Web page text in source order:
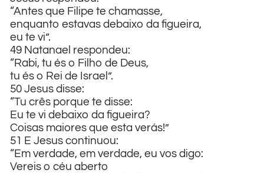
“Antes que Filipe te chamasse,
enquanto estavas debaixo da figueira,
eu te vi”.
49 Natanael respondeu:
“Rabi, tu és o Filho de Deus,
tu és o Rei de Israel”.
50 Jesus disse:
“Tu crês porque te disse:
Eu te vi debaixo da figueira?
Coisas maiores que esta verás!”
51 E Jesus continuou:
“Em verdade, em verdade, eu vos digo:
Vereis o céu aberto